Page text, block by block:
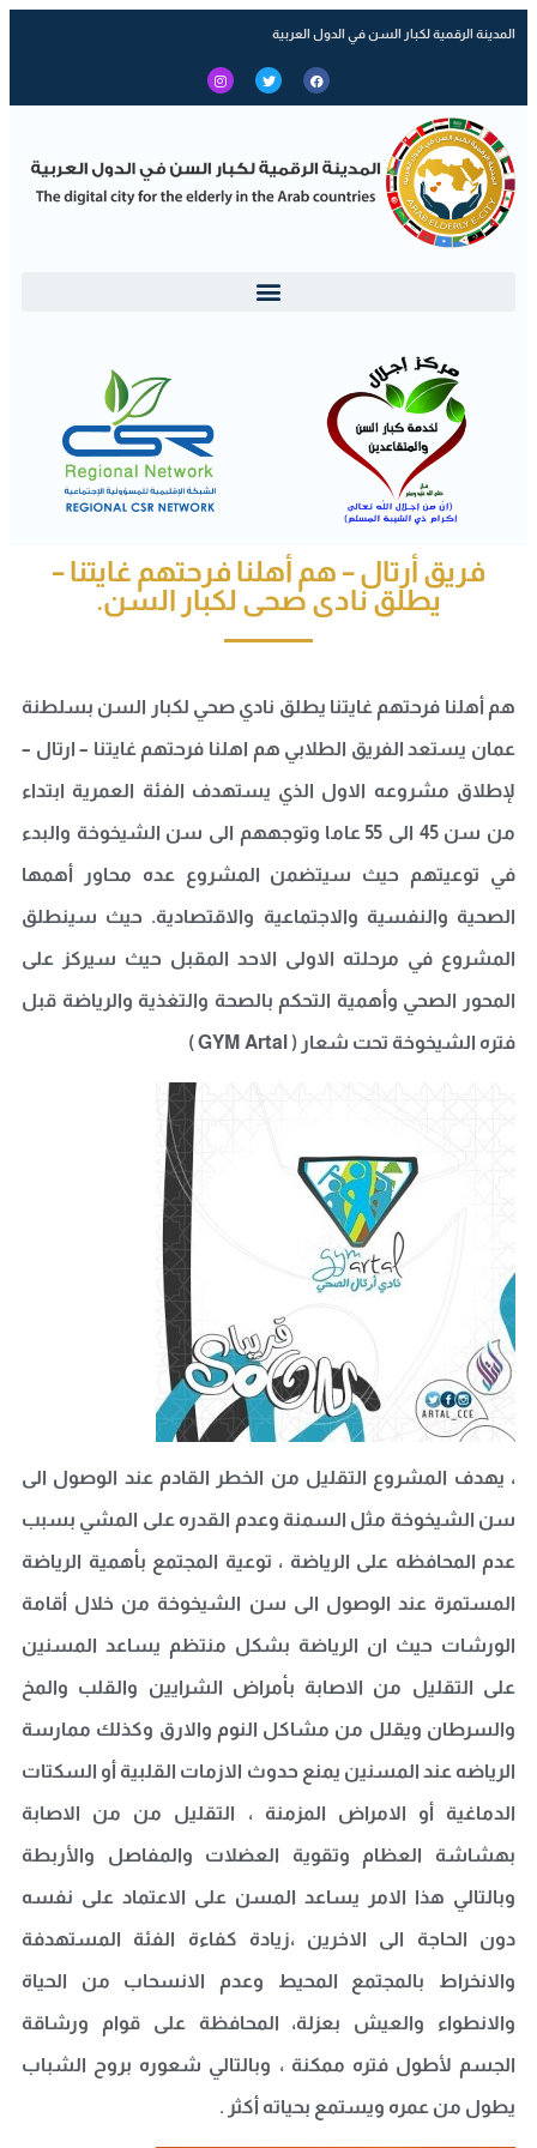
المدينة الرقمية لكبار السن في الدول العربية
فريق أرتال – هم أهلنا فرحتهم غايتنا –
يطلق نادى صحى لكبار السن.
هم أهلنا فرحتهم غايتنا يطلق نادي صحي لكبار السن بسلطنة
عمان يستعد الفريق الطلابي هم اهلنا فرحتهم غايتنا – ارتال –
لإطلاق مشروعه الاول الذي يستهدف الفئة العمرية ابتداء
من سن 45 الى 55 عاما وتوجههم الى سن الشيخوخة والبدء
في توعيتهم حيث سيتضمن المشروع عده محاور أهمها
الصحية والنفسية والاجتماعية والاقتصادية. حيث سينطلق
المشروع في مرحلته الاولى الاحد المقبل حيث سيركز على
المحور الصحي وأهمية التحكم بالصحة والتغذية والرياضة قبل
فتره الشيخوخة تحت شعار ( GYM Artal )
، يهدف المشروع التقليل من الخطر القادم عند الوصول الى
سن الشيخوخة مثل السمنة وعدم القدره على المشي بسبب
عدم المحافظه على الرياضة ، توعية المجتمع بأهمية الرياضة
المستمرة عند الوصول الى سن الشيخوخة من خلال أقامة
الورشات حيث ان الرياضة بشكل منتظم يساعد المسنين
على التقليل من الاصابة بأمراض الشرايين والقلب والمخ
والسرطان ويقلل من مشاكل النوم والارق وكذلك ممارسة
الرياضه عند المسنين يمنع حدوث الازمات القلبية أو السكتات
الدماغية أو الامراض المزمنة ، التقليل من من الاصابة
بهشاشة العظام وتقوية العضلات والمفاصل والأربطة
وبالتالي هذا الامر يساعد المسن على الاعتماد على نفسه
دون الحاجة الى الاخرين ،زيادة كفاءة الفئة المستهدفة
والانخراط بالمجتمع المحيط وعدم الانسحاب من الحياة
والانطواء والعيش بعزلة، المحافظة على قوام ورشاقة
الجسم لأطول فتره ممكنة ، وبالتالي شعوره بروح الشباب
يطول من عمره ويستمع بحياته أكثر .